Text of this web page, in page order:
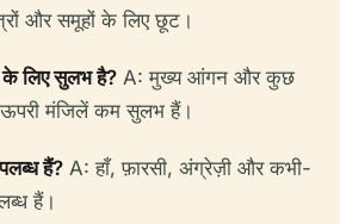
और समूहों के लिए छूट।
के लिए सुलभ है? A: मुख्य आंगन और कुछ
मंजिलें कम सुलभ हैं।
हैं? A: हाँ, फ़ारसी, अंग्रेज़ी और कभी-
हैं।